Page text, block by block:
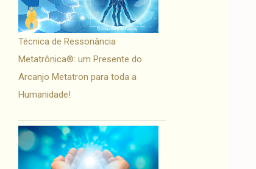
Técnica de Ressonância
Metatrônica®: um Presente do
Arcanjo Metatron para toda a
Humanidade!